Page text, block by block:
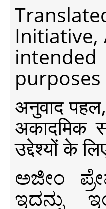
Initiative,
purposes
अनुवाद पहल,
अकादमिक
उद्देश्यों के
ಅಜೀಂ
ಇದನ್ನು